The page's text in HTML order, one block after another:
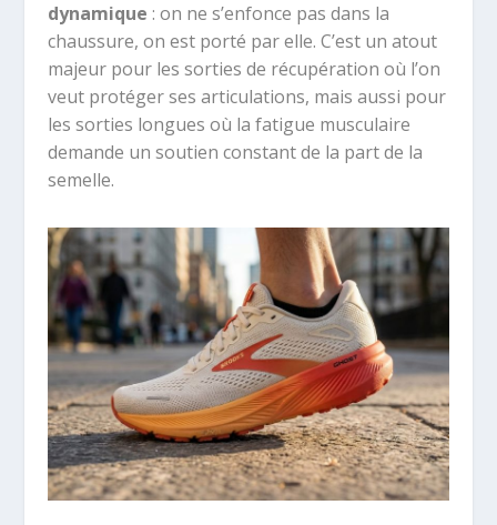
dynamique : on ne s’enfonce pas dans la
chaussure, on est porté par elle. C’est un atout
majeur pour les sorties de récupération où l’on
veut protéger ses articulations, mais aussi pour
les sorties longues où la fatigue musculaire
demande un soutien constant de la part de la
semelle.